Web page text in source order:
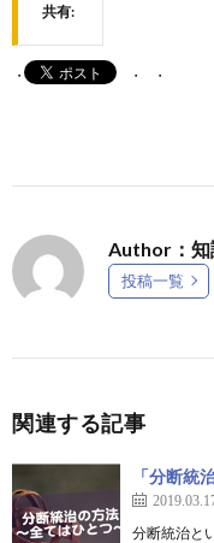
共有:
Author：知
投稿一覧
関連する記事
「分断統
分断統治と